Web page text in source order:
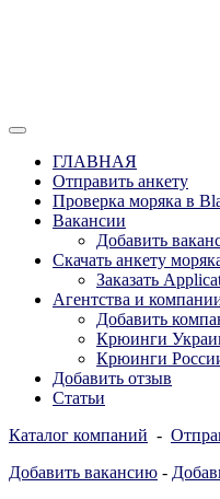
Рассылка
Вакансии для
моряков в море.
компаний и
Украины,
мира. Отзывы,
Вакансии для
апликашки CV
ГЛАВНАЯ
Отправить анкету
Проверка моряка в
Вакансии
Добавить
Скачать анкету
Заказать
Агентства и
Добавить
Крюинги
Крюинги
Добавить отзыв
Статьи
Каталог компаний -
Добавить вакансию -